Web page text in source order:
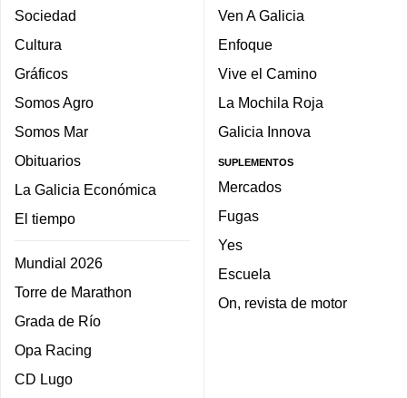
Sociedad
Cultura
Gráficos
Somos Agro
Somos Mar
Obituarios
La Galicia Económica
El tiempo
Mundial 2026
Torre de Marathon
Grada de Río
Opa Racing
CD Lugo
Ven A Galicia
Enfoque
Vive el Camino
La Mochila Roja
Galicia Innova
SUPLEMENTOS
Mercados
Fugas
Yes
Escuela
On, revista de motor